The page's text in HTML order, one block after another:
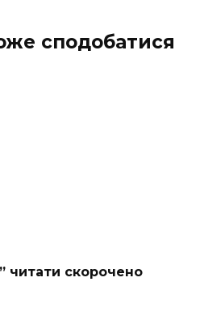
сподобатися
читати скорочено